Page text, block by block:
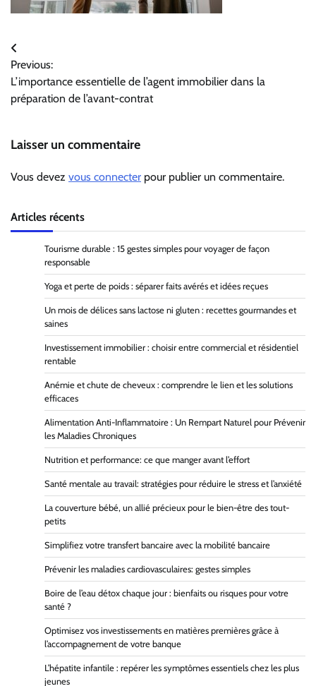
Navigation
de
l’article
Previous:
L’importance essentielle de l’agent immobilier dans la
préparation de l’avant-contrat
Laisser un commentaire
Vous devez vous connecter pour publier un commentaire.
Articles récents
Tourisme durable : 15 gestes simples pour voyager de façon
responsable
Yoga et perte de poids : séparer faits avérés et idées reçues
Un mois de délices sans lactose ni gluten : recettes gourmandes et
saines
Investissement immobilier : choisir entre commercial et résidentiel
rentable
Anémie et chute de cheveux : comprendre le lien et les solutions
efficaces
Alimentation Anti-Inflammatoire : Un Rempart Naturel pour Prévenir
les Maladies Chroniques
Nutrition et performance: ce que manger avant l’effort
Santé mentale au travail: stratégies pour réduire le stress et l’anxiété
La couverture bébé, un allié précieux pour le bien-être des tout-
petits
Simplifiez votre transfert bancaire avec la mobilité bancaire
Prévenir les maladies cardiovasculaires: gestes simples
Boire de l’eau détox chaque jour : bienfaits ou risques pour votre
santé ?
Optimisez vos investissements en matières premières grâce à
l’accompagnement de votre banque
L’hépatite infantile : repérer les symptômes essentiels chez les plus
jeunes